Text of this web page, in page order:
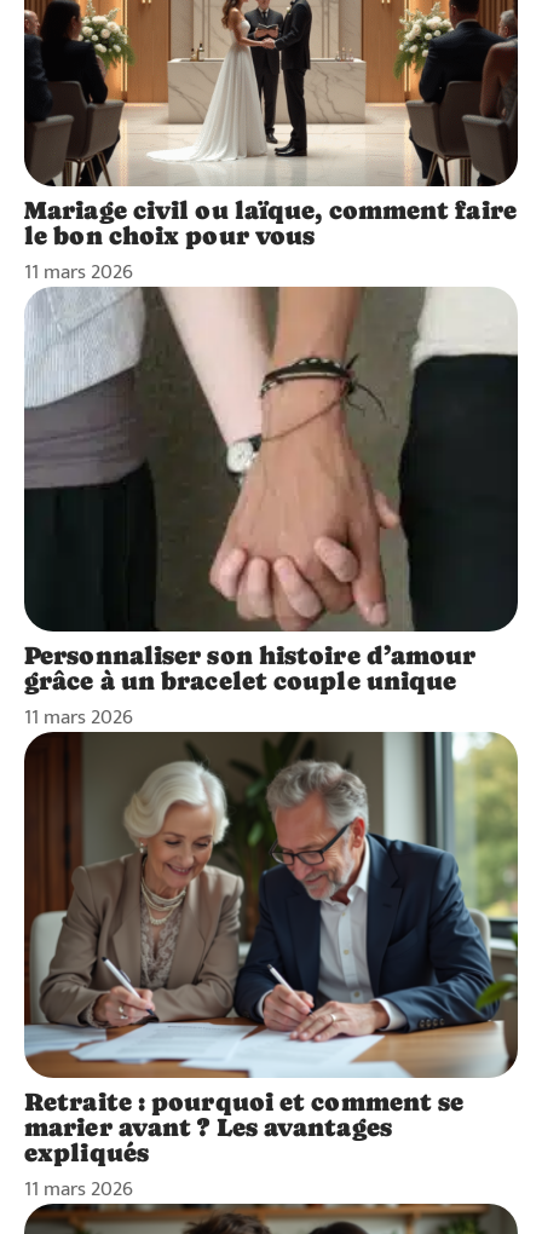
Mariage civil ou laïque, comment faire
le bon choix pour vous
11 mars 2026
Personnaliser son histoire d’amour
grâce à un bracelet couple unique
11 mars 2026
Retraite : pourquoi et comment se
marier avant ? Les avantages
expliqués
11 mars 2026